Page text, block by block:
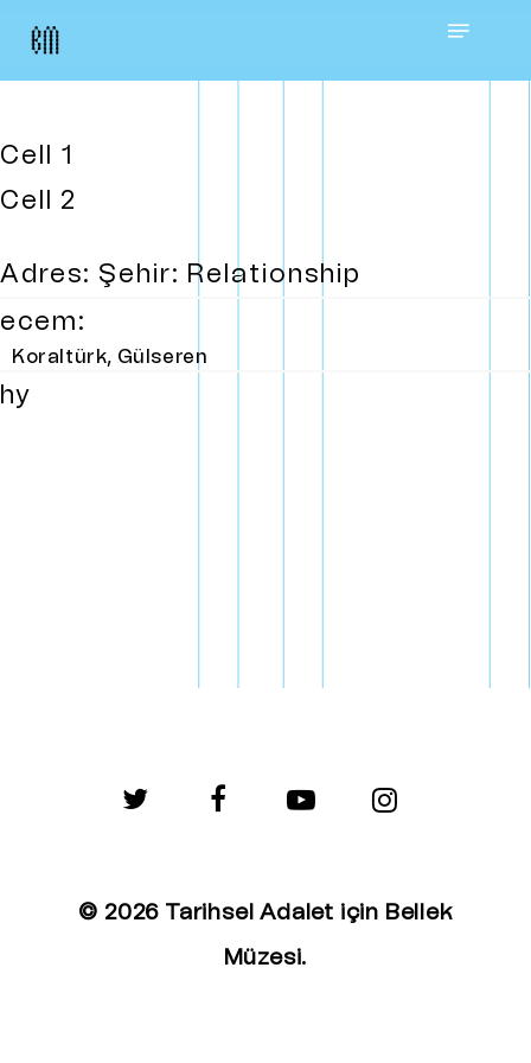
Skip
content
Menu
Cell 1
Cell 2
Adres: Şehir: Relationship
ecem:
Koraltürk, Gülseren
hy
facebook
© 2026 Tarihsel Adalet için Bellek
Müzesi.